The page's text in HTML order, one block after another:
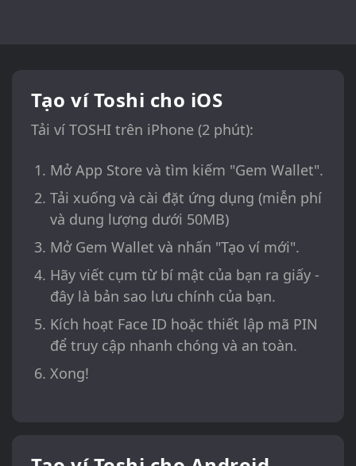
Tạo ví Toshi cho iOS
Tải ví TOSHI trên iPhone (2 phút):
Mở App Store và tìm kiếm "Gem Wallet".
Tải xuống và cài đặt ứng dụng (miễn phí
và dung lượng dưới 50MB)
Mở Gem Wallet và nhấn "Tạo ví mới".
Hãy viết cụm từ bí mật của bạn ra giấy -
đây là bản sao lưu chính của bạn.
Kích hoạt Face ID hoặc thiết lập mã PIN
để truy cập nhanh chóng và an toàn.
Xong!